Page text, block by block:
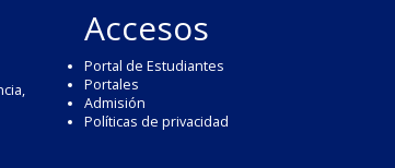
Accesos
Portal de Estudiantes
Portales
Admisión
Políticas de privacidad